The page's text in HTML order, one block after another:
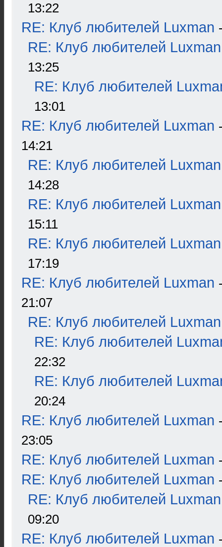
13:22
RE: Клуб любителей Luxman
RE: Клуб любителей Luxman
13:25
RE: Клуб любителей
13:01
RE: Клуб любителей Luxman
14:21
RE: Клуб любителей Luxman
14:28
RE: Клуб любителей Luxman
15:11
RE: Клуб любителей Luxman
17:19
RE: Клуб любителей Luxman
21:07
RE: Клуб любителей Luxman
RE: Клуб любителей
22:32
RE: Клуб любителей
20:24
RE: Клуб любителей Luxman
23:05
RE: Клуб любителей Luxman
RE: Клуб любителей Luxman
RE: Клуб любителей Luxman
09:20
RE: Клуб любителей Luxman